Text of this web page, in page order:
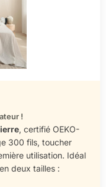
!
, certifié OEKO-
300 fils, toucher
utilisation. Idéal
deux tailles :